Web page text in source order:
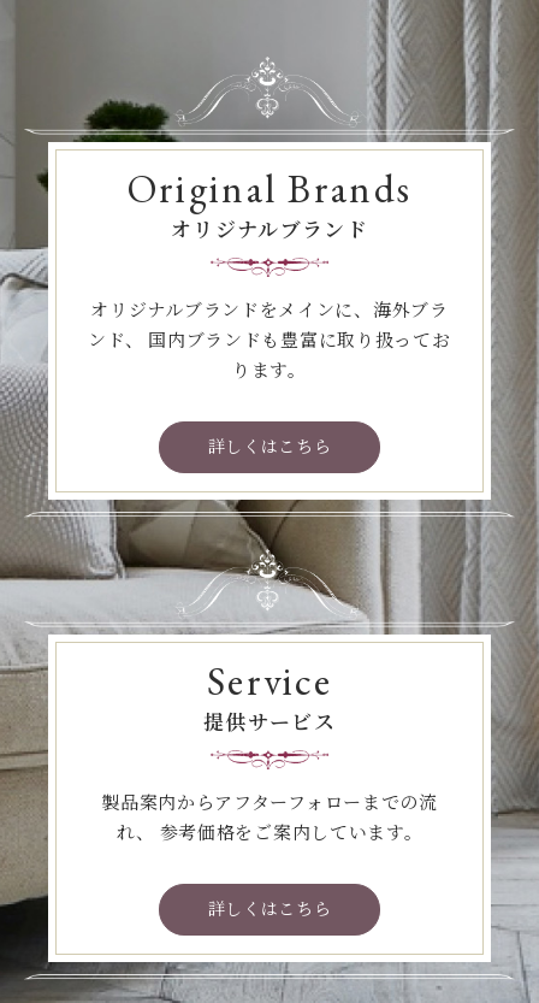
Original Brands
オリジナルブランド
オリジナルブランドをメインに、海外ブラ
ンド、
国内ブランドも豊富に取り扱ってお
ります。
詳しくはこちら
Service
提供サービス
製品案内からアフターフォローまでの流
れ、
参考価格をご案内しています。
詳しくはこちら